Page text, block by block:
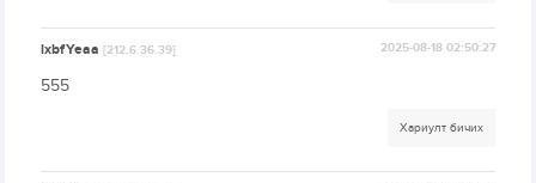
lxbfYeaa[212.6.36.39] 2025-08-18 02:50:27
555
Хариулт бичих